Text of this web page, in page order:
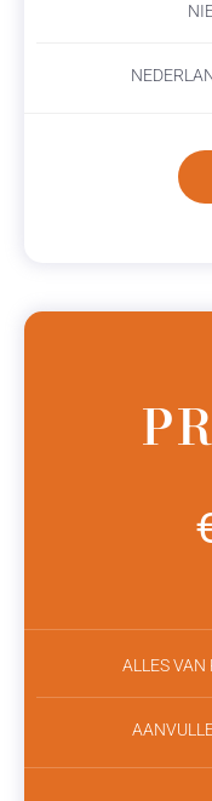
ALLES VAN